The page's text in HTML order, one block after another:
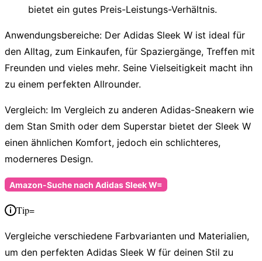
bietet ein gutes Preis-Leistungs-Verhältnis.
Anwendungsbereiche: Der Adidas Sleek W ist ideal für
den Alltag, zum Einkaufen, für Spaziergänge, Treffen mit
Freunden und vieles mehr. Seine Vielseitigkeit macht ihn
zu einem perfekten Allrounder.
Vergleich: Im Vergleich zu anderen Adidas-Sneakern wie
dem Stan Smith oder dem Superstar bietet der Sleek W
einen ähnlichen Komfort, jedoch ein schlichteres,
moderneres Design.
Amazon-Suche nach Adidas Sleek W=
Tip=
Vergleiche verschiedene Farbvarianten und Materialien,
um den perfekten Adidas Sleek W für deinen Stil zu